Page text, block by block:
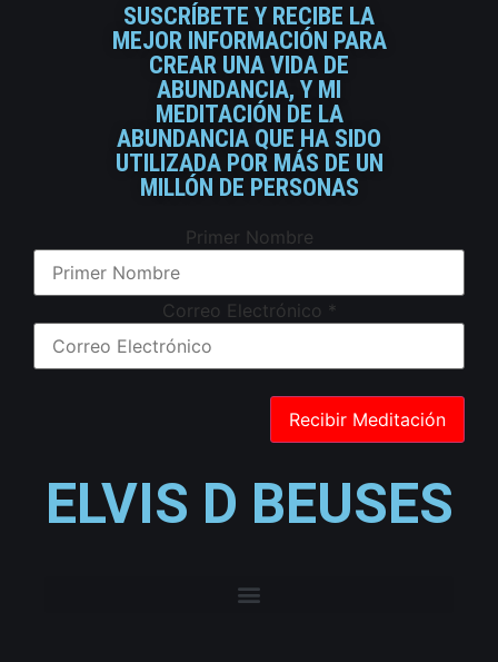
SUSCRÍBETE Y RECIBE LA
MEJOR INFORMACIÓN PARA
CREAR UNA VIDA DE
ABUNDANCIA, Y MI
MEDITACIÓN DE LA
ABUNDANCIA QUE HA SIDO
UTILIZADA POR MÁS DE UN
MILLÓN DE PERSONAS
Primer Nombre
Correo Electrónico *
ELVIS D BEUSES